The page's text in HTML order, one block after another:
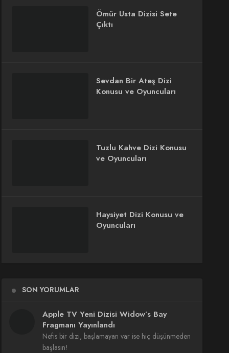
Ömür Usta Dizisi Sete
Çıktı
Sevdan Bir Ateş Dizi
Konusu ve Oyuncuları
Tuzlu Kahve Dizi Konusu
ve Oyuncuları
Haysiyet Dizi Konusu ve
Oyuncuları
SON YORUMLAR
Apple TV Yeni Dizisi Widow’s Bay
Fragmanı Yayınlandı
Nefis bir dizi, başlamayan var ise hiç düşünmeden
başlasın!